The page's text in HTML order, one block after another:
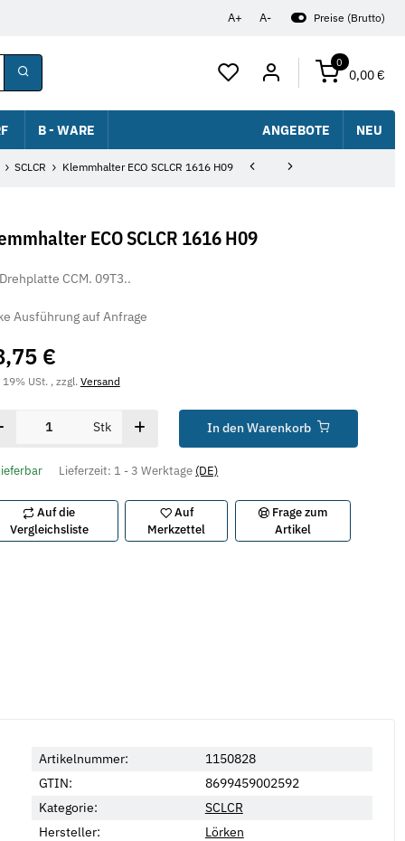
A+ A- Preise (Brutto)
0
0,00 €
B - WARE ANGEBOTE NEU
SCLCR Klemmhalter ECO SCLCR 1616 H09
ECO SCLCR 1616 H09
CCM. 09T3..
Ausführung auf Anfrage
€
19% USt. , zzgl.Versand
Stk In den Warenkorb
Lieferzeit: 1 - 3 Werktage (DE)
Auf die
Vergleichsliste
Auf
Merkzettel
Frage zum
Artikel
Artikelnummer:
1150828
GTIN:
8699459002592
Kategorie:
SCLCR
Hersteller:
Lörken